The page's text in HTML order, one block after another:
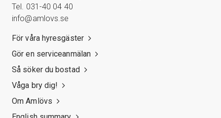
Tel. 031-40 04 40
info@amlovs.se
För våra hyresgäster
Gör en serviceanmälan
Så söker du bostad
Våga bry dig!
Om Amlövs